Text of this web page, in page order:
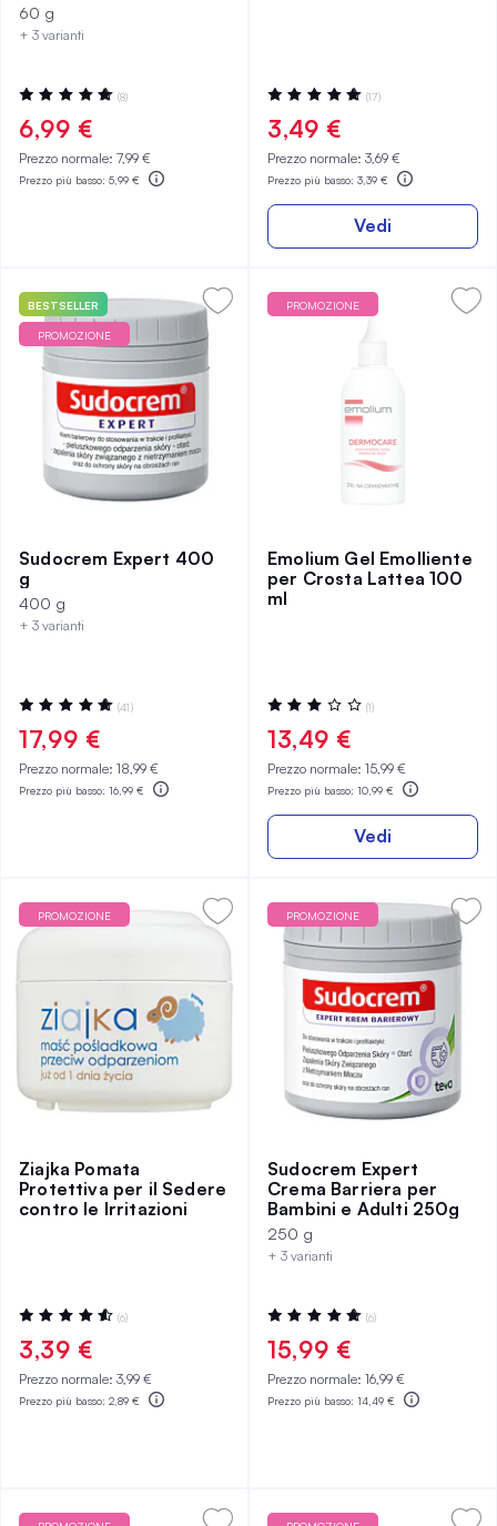
60 g
+ 3 varianti
Valutazione:
100%
(8)
6,99 €
Prezzo normale: 7,99 €
Prezzo più basso: 5,99 €
Valutazione:
100%
(17)
3,49 €
Prezzo normale: 3,69 €
Prezzo più basso: 3,39 €
Vedi
BESTSELLER
PROMOZIONE
Sudocrem Expert 400
g
400 g
+ 3 varianti
Valutazione:
99%
(41)
17,99 €
Prezzo normale: 18,99 €
Prezzo più basso: 16,99 €
PROMOZIONE
Emolium Gel Emolliente
per Crosta Lattea 100
ml
Valutazione:
60%
(1)
13,49 €
Prezzo normale: 15,99 €
Prezzo più basso: 10,99 €
Vedi
PROMOZIONE
Ziajka Pomata
Protettiva per il Sedere
contro le Irritazioni
Valutazione:
93%
(6)
3,39 €
Prezzo normale: 3,99 €
Prezzo più basso: 2,89 €
PROMOZIONE
Sudocrem Expert
Crema Barriera per
Bambini e Adulti 250g
250 g
+ 3 varianti
Valutazione:
100%
(6)
15,99 €
Prezzo normale: 16,99 €
Prezzo più basso: 14,49 €